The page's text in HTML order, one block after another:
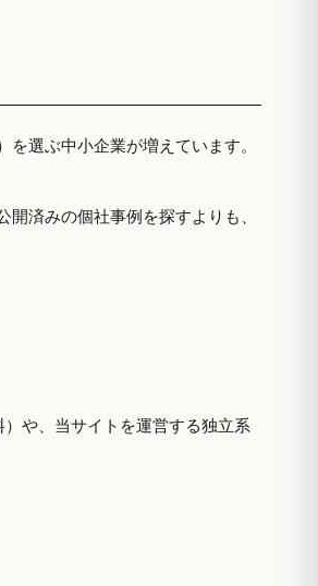
選ぶ中小企業が増えています。
開済みの個社事例を探すよりも、
や、当サイトを運営する独立系